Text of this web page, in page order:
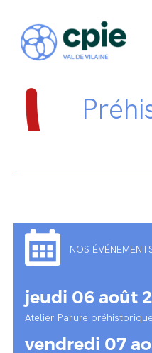
NOS
jeudi 06 août
Atelier Parure préhistorique
vendredi 07